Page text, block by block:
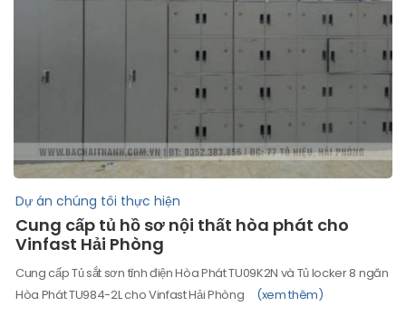
Dự án chúng tôi thực hiện
Cung cấp tủ hồ sơ nội thất hòa phát cho
Vinfast Hải Phòng
Cung cấp Tủ sắt sơn tĩnh điện Hòa Phát TU09K2N và Tủ locker 8 ngăn
Hòa Phát TU984-2L cho Vinfast Hải Phòng
(xem thêm)